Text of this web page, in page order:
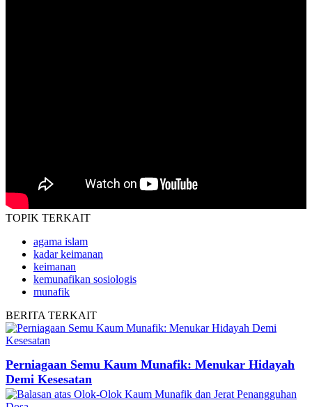
TOPIK TERKAIT
agama islam
kadar keimanan
keimanan
kemunafikan sosiologis
munafik
BERITA TERKAIT
Perniagaan Semu Kaum Munafik: Menukar Hidayah
Demi Kesesatan